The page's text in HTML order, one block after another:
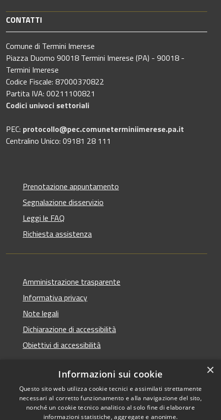
CONTATTI
Comune di Termini Imerese
Piazza Duomo 90018 Termini Imerese (PA) - 90018 -
Termini Imerese
Codice Fiscale: 87000370822
Partita IVA: 00211100821
Codici univoci settoriali
PEC: protocollo@pec.comuneterminiimerese.pa.it
Centralino Unico: 09181 28 111
Prenotazione appuntamento
Segnalazione disservizio
Leggi le FAQ
Richiesta assistenza
Amministrazione trasparente
Informativa privacy
Note legali
Dichiarazione di accessibilità
Obiettivi di accessibilità
RSS
Accessibilità
Copyright © 2026 • Comune di
Termini Imerese • Powered
×
Informazioni sui cookie
Questo sito web utilizza cookie tecnici e assimilati strettamente
necessari al corretto funzionamento e alla navigazione del sito,
nonché un cookie tecnico analitico al solo fine di elaborare
informazioni statistiche, aggregate e anonime.